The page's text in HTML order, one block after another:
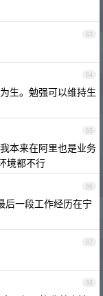
63
64
生。勉强可以维持生
65
本来在阿里也是业务
境都不行
66
后一段工作经历在宁
67
68